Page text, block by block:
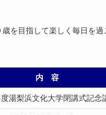
を目指して楽しく毎日を過
内 容
湯梨浜文化大学閉講式記念